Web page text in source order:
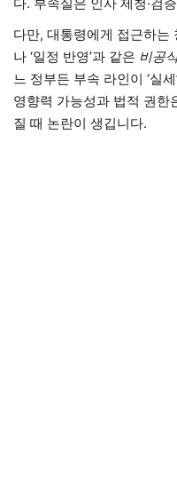
다. 부속실은 인사 제청·검
다만, 대통령에게 접근하는
나 ‘일정 반영’과 같은 비공
느 정부든 부속 라인이 ‘실
영향력 가능성과 법적 권한
질 때 논란이 생깁니다.